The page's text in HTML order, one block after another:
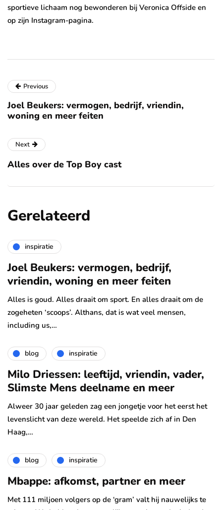
sportieve lichaam nog bewonderen bij Veronica Offside en
op zijn Instagram-pagina.
Previous
Joel Beukers: vermogen, bedrijf, vriendin,
woning en meer feiten
Next
Alles over de Top Boy cast
Gerelateerd
inspiratie
Joel Beukers: vermogen, bedrijf,
vriendin, woning en meer feiten
Alles is goud. Alles draait om sport. En alles draait om de
zogeheten ‘scoops’. Althans, dat is wat veel mensen,
including us,…
blog inspiratie
Milo Driessen: leeftijd, vriendin, vader,
Slimste Mens deelname en meer
Alweer 30 jaar geleden zag een jongetje voor het eerst het
levenslicht van deze wereld. Het speelde zich af in Den
Haag,…
blog inspiratie
Mbappe: afkomst, partner en meer
Met 111 miljoen volgers op de ‘gram’ valt hij nauwelijks te